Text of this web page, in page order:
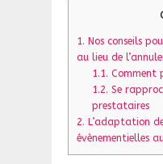
1. ​Nos conseils
au lieu de
1.1. ​Comment
1.2. ​Se
prestataires
2. ​L’adaptation
évènementielles